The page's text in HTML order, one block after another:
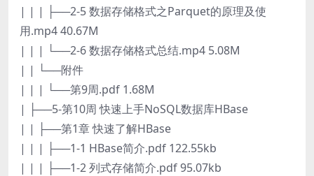
| | | ├──2-5 数据存储格式之Parquet的原理及使
用.mp4 40.67M
| | | └──2-6 数据存储格式总结.mp4 5.08M
| | └──附件
| | | └──第9周.pdf 1.68M
| ├──5-第10周 快速上手NoSQL数据库HBase
| | ├──第1章 快速了解HBase
| | | ├──1-1 HBase简介.pdf 122.55kb
| | | ├──1-2 列式存储简介.pdf 95.07kb